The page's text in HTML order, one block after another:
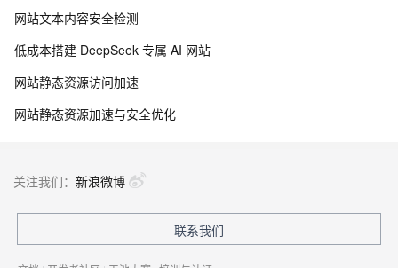
网站文本内容安全检测
低成本搭建 DeepSeek 专属 AI 网站
网站静态资源访问加速
网站静态资源加速与安全优化
关注我们： 新浪微博
联系我们